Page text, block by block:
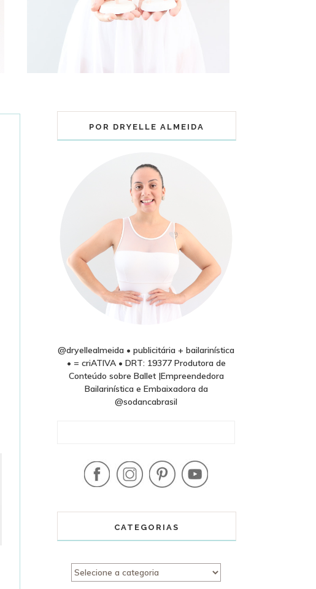
POR DRYELLE ALMEIDA
@dryellealmeida • publicitária + bailarinística
• = criATIVA • DRT: 19377 Produtora de
Conteúdo sobre Ballet |Empreendedora
Bailarinística e Embaixadora da
@sodancabrasil
CATEGORIAS